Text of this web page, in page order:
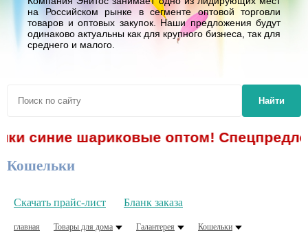
на Российском рынке в сегменте оптовой торговли
товаров и оптовых закупок. Наши предложения будут
одинаково актуальны как для крупного бизнеса, так для
среднего и малого.
Найти
шариковые оптом!
Кошельки
Скачать прайс-лист Бланк заказа
главная Товары для дома Галантерея Кошельки